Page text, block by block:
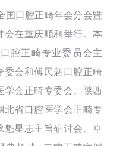
口腔正畸年会分会暨
会在重庆顺利举行。本
腔正畸专业委员会主
委会和傅民魁口腔正畸
学会正畸专委会、陕西
北省口腔医学会正畸专
魁星志主旨研讨会、卓